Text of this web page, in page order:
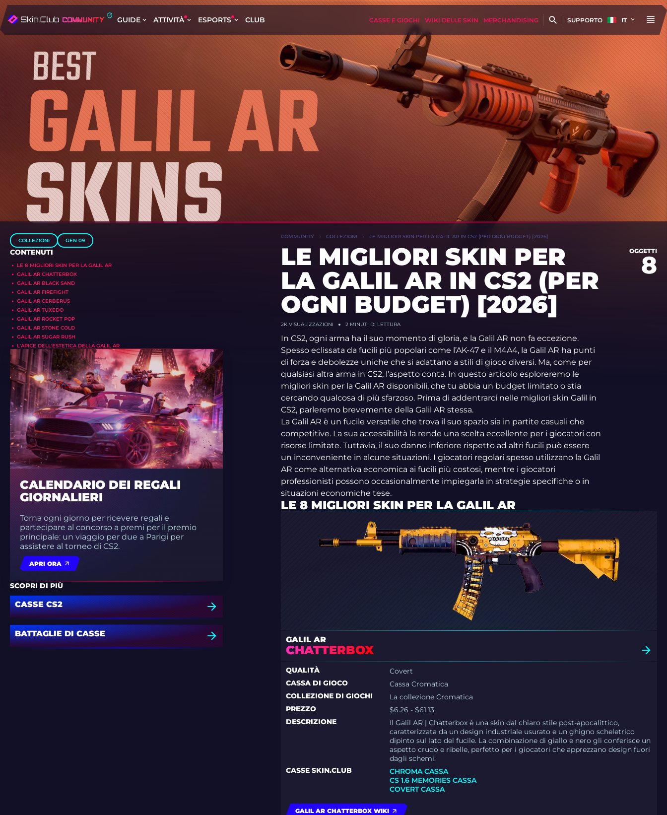
GUIDE ATTIVITÀ ESPORTS CLUB CASSE E GIOCHI WIKI DELLE SKIN MERCHANDISING SUPPORTO IT
COLLEZIONI GEN 09
CONTENUTI
LE 8 MIGLIORI SKIN PER LA GALIL AR
GALIL AR CHATTERBOX
GALIL AR BLACK SAND
GALIL AR FIREFIGHT
GALIL AR CERBERUS
GALIL AR TUXEDO
GALIL AR ROCKET POP
GALIL AR STONE COLD
GALIL AR SUGAR RUSH
L'APICE DELL'ESTETICA DELLA GALIL AR
CALENDARIO DEI REGALI
GIORNALIERI
Torna ogni giorno per ricevere regali e
partecipare al concorso a premi per il premio
principale: un viaggio per due a Parigi per
assistere al torneo di CS2.
APRI ORA
SCOPRI DI PIÙ
CASSE CS2
BATTAGLIE DI CASSE
COMMUNITY COLLEZIONI LE MIGLIORI SKIN PER LA GALIL AR IN CS2 (PER OGNI BUDGET) [2026]
LE MIGLIORI SKIN PER
LA GALIL AR IN CS2 (PER
OGNI BUDGET) [2026]
OGGETTI
8
2KVISUALIZZAZIONI 2 MINUTI DI LETTURA
In CS2, ogni arma ha il suo momento di gloria, e la Galil AR non fa eccezione.
Spesso eclissata da fucili più popolari come l’AK-47 e il M4A4, la Galil AR ha punti
di forza e debolezze uniche che si adattano a stili di gioco diversi. Ma, come per
qualsiasi altra arma in CS2, l’aspetto conta. In questo articolo esploreremo le
migliori skin per la Galil AR disponibili, che tu abbia un budget limitato o stia
cercando qualcosa di più sfarzoso. Prima di addentrarci nelle migliori skin Galil in
CS2, parleremo brevemente della Galil AR stessa.
La Galil AR è un fucile versatile che trova il suo spazio sia in partite casuali che
competitive. La sua accessibilità la rende una scelta eccellente per i giocatori con
risorse limitate. Tuttavia, il suo danno inferiore rispetto ad altri fucili può essere
un inconveniente in alcune situazioni. I giocatori regolari spesso utilizzano la Galil
AR come alternativa economica ai fucili più costosi, mentre i giocatori
professionisti possono occasionalmente impiegarla in strategie specifiche o in
situazioni economiche tese.
LE 8 MIGLIORI SKIN PER LA GALIL AR
GALIL AR
CHATTERBOX
QUALITÀ
Covert
CASSA DI GIOCO
Cassa Cromatica
COLLEZIONE DI GIOCHI
La collezione Cromatica
PREZZO
$6.26 - $61.13
DESCRIZIONE
Il Galil AR | Chatterbox è una skin dal chiaro stile post-apocalittico,
caratterizzata da un design industriale usurato e un ghigno scheletrico
dipinto sul lato del fucile. La combinazione di giallo e nero gli conferisce un
aspetto crudo e ribelle, perfetto per i giocatori che apprezzano design fuori
dagli schemi.
CASSE SKIN.CLUB
CHROMA CASSA
CS 1.6 MEMORIES CASSA
COVERT CASSA
GALIL AR CHATTERBOX WIKI